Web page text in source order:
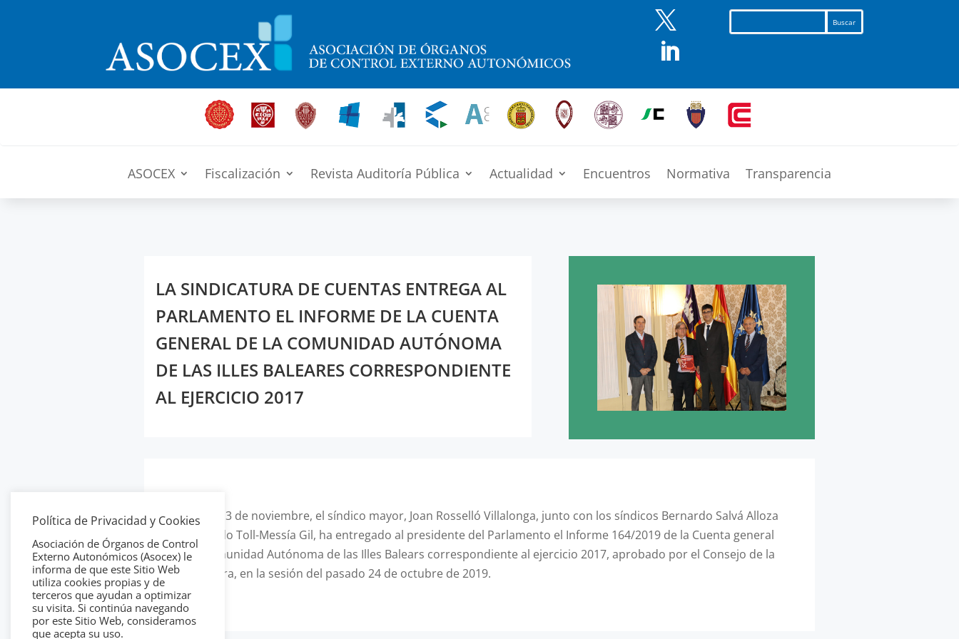


ASOCEX Fiscalización Revista Auditoría Pública Actualidad Encuentros Normativa Transparencia
LA SINDICATURA DE CUENTAS ENTREGA AL
PARLAMENTO EL INFORME DE LA CUENTA
GENERAL DE LA COMUNIDAD AUTÓNOMA
DE LAS ILLES BALEARES CORRESPONDIENTE
AL EJERCICIO 2017
Hoy, día 13 de noviembre, el síndico mayor, Joan Rosselló Villalonga, junto con los síndicos Bernardo Salvá Alloza
y Fernando Toll-Messía Gil, ha entregado al presidente del Parlamento el Informe 164/2019 de la Cuenta general
de la Comunidad Autónoma de las Illes Balears correspondiente al ejercicio 2017, aprobado por el Consejo de la
Sindicatura, en la sesión del pasado 24 de octubre de 2019.
Política de Privacidad y Cookies
Asociación de Órganos de Control
Externo Autonómicos (Asocex) le
informa de que este Sitio Web
utiliza cookies propias y de
terceros que ayudan a optimizar
su visita. Si continúa navegando
por este Sitio Web, consideramos
que acepta su uso.